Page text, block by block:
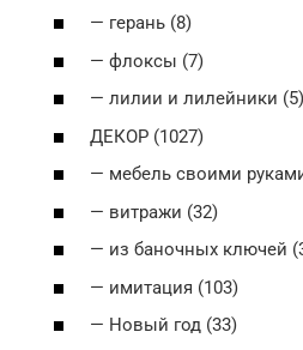
— герань (8)
— флоксы (7)
— лилии и лилейники (5)
ДЕКОР (1027)
— мебель своими
— витражи (32)
— из баночных ключей
— имитация (103)
— Новый год (33)